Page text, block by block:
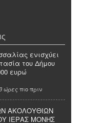
ενισχύει
του Δήμου
ευρώ
ώρες πιο πριν
ΑΚΟΛΟΥΘΙΩΝ
ΙΕΡΑΣ ΜΟΝΗΣ